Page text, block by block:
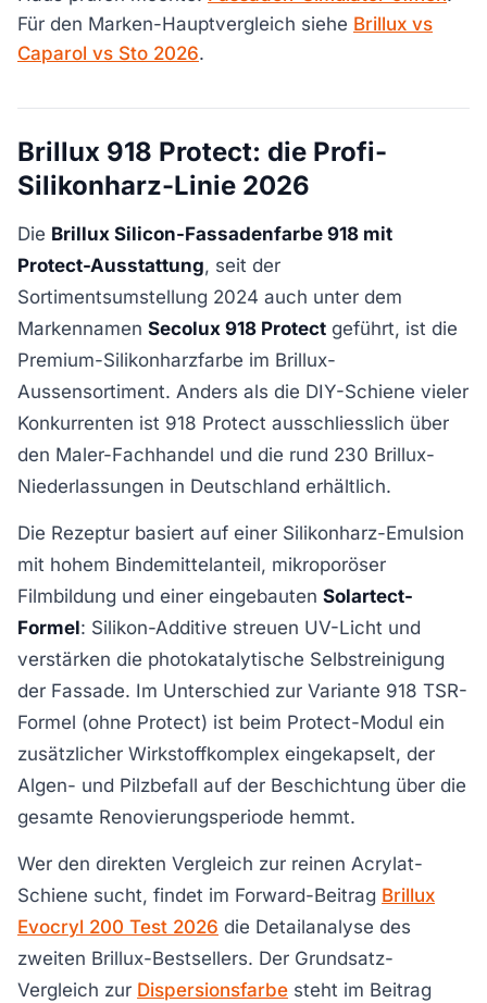
Für den Marken-Hauptvergleich siehe Brillux vs
Caparol vs Sto 2026.
Brillux 918 Protect: die Profi-
Silikonharz-Linie 2026
Die Brillux Silicon-Fassadenfarbe 918 mit
Protect-Ausstattung, seit der
Sortimentsumstellung 2024 auch unter dem
Markennamen Secolux 918 Protect geführt, ist die
Premium-Silikonharzfarbe im Brillux-
Aussensortiment. Anders als die DIY-Schiene vieler
Konkurrenten ist 918 Protect ausschliesslich über
den Maler-Fachhandel und die rund 230 Brillux-
Niederlassungen in Deutschland erhältlich.
Die Rezeptur basiert auf einer Silikonharz-Emulsion
mit hohem Bindemittelanteil, mikroporöser
Filmbildung und einer eingebauten Solartect-
Formel: Silikon-Additive streuen UV-Licht und
verstärken die photokatalytische Selbstreinigung
der Fassade. Im Unterschied zur Variante 918 TSR-
Formel (ohne Protect) ist beim Protect-Modul ein
zusätzlicher Wirkstoffkomplex eingekapselt, der
Algen- und Pilzbefall auf der Beschichtung über die
gesamte Renovierungsperiode hemmt.
Wer den direkten Vergleich zur reinen Acrylat-
Schiene sucht, findet im Forward-Beitrag Brillux
Evocryl 200 Test 2026 die Detailanalyse des
zweiten Brillux-Bestsellers. Der Grundsatz-
Vergleich zur Dispersionsfarbe steht im Beitrag